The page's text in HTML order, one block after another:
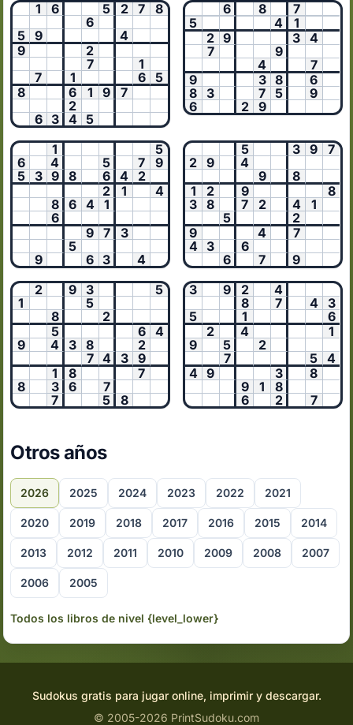
1 6 5 2 7
8
6
5
9
4
9
2
7
1
7
1 6
5
8
6 1 9
7
2
6
3 4 5
6 8
7
5
4
1
2 9 3 4
7
9
4
7
9
3 8
6
8
3 7 5
9
6
2 9
1
5
6
4 5 7
9
5
3 9 8 6 4
2
2
1
4
8
6 4
1
6
9 7
3
5
9
6 3 4
5 3 9
7
2
9
4
9
8
1
2 9
8
3
8 7 2 4
1
5
2
9
4
7
4
3
6
6
7
9
2
9 3
5
1
5
8
2
5
6
4
9
4 3 8
2
7 4 3
9
1
8
7
8
3 6
7
7
5 8
3 9 2
4
8
7 4
3
5
1
6
2
4
1
9
5
2
7
5
4
4 9 3
8
9
1
8
6
2 7
Otros años
2026 2025 2024 2023 2022 2021
2020 2019 2018 2017 2016 2015 2014
2013 2012 2011 2010 2009 2008 2007
2006 2005
Todos los libros de nivel {level_lower}
Sudokus gratis para jugar online, imprimir y descargar.
© 2005-2026 PrintSudoku.com